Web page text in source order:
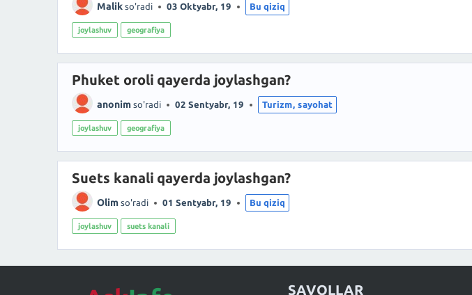
Malik so'radi 03 Oktyabr, 19 Bu qiziq
joylashuv geografiya
Phuket oroli qayerda joylashgan?
anonim so'radi 02 Sentyabr, 19 Turizm, sayohat
joylashuv geografiya
Suets kanali qayerda joylashgan?
Olim so'radi 01 Sentyabr, 19 Bu qiziq
joylashuv suets kanali
SAVOLLAR